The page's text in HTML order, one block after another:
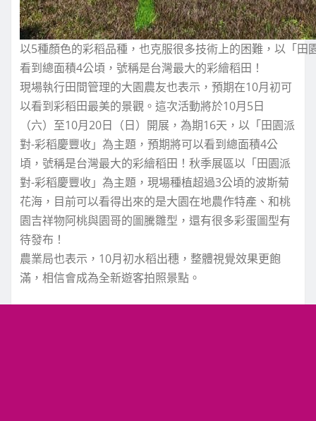
以5種顏色的彩稻品種，也克服很多技術上的困難，以「田
看到總面積4公頃，號稱是台灣最大的彩繪稻田！
現場執行田間管理的大園農友也表示，預期在10月初可
以看到彩稻田最美的景觀。這次活動將於10月5日
（六）至10月20日（日）開展，為期16天，以「田園派
對-彩稻慶豐收」為主題，預期將可以看到總面積4公
頃，號稱是台灣最大的彩繪稻田！秋季展區以「田園派
對-彩稻慶豐收」為主題，現場種植超過3公頃的波斯菊
花海，目前可以看得出來的是大園在地農作特產、和桃
園吉祥物阿桃與園哥的圖騰雛型，還有很多彩蛋圖型有
待發布！
農業局也表示，10月初水稻出穗，整體視覺效果更飽
滿，相信會成為全新遊客拍照景點。